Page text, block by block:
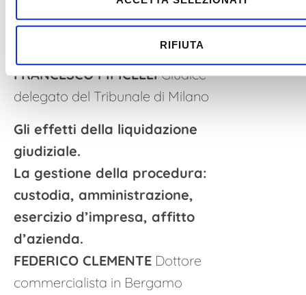
RIFIUTA
Diritto delle crisi d’impresa
nell’Università di Modena e Reggio
FRANCESCO PIPICELLIGiudice
delegato del Tribunale di Milano
Gli effetti della liquidazione
giudiziale.
La gestione della procedura:
custodia, amministrazione,
esercizio d’impresa, affitto
d’azienda.
FEDERICO CLEMENTE Dottore
commercialista in Bergamo